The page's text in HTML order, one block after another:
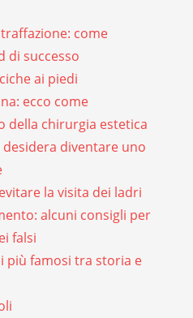
come
di successo
ai piedi
ecco come
della chirurgia estetica
diventare uno
la visita dei ladri
alcuni consigli per
falsi
più famosi tra storia e